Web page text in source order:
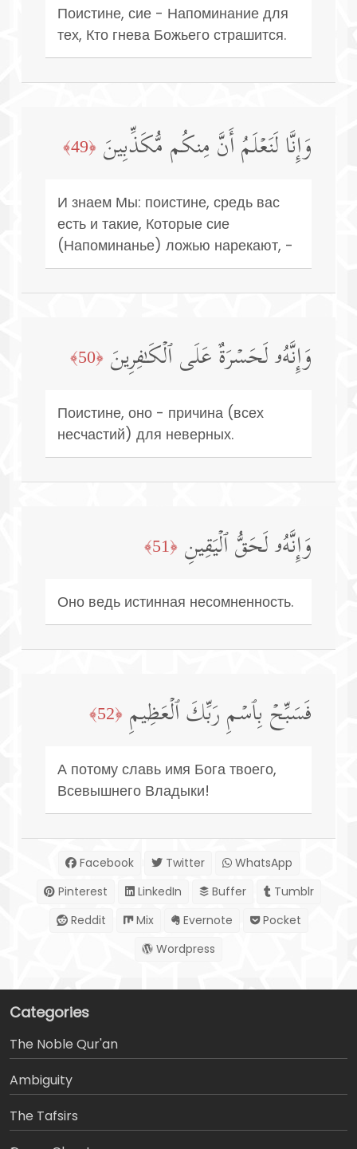
Поистине, сие - Напоминание для
тех, Кто гнева Божьего страшится.
وَإِنَّا لَنَعۡلَمُ أَنَّ مِنكُم مُّكَذِّبِینَ ﴿49﴾
И знаем Мы: поистине, средь вас
есть и такие, Которые сие
(Напоминанье) ложью нарекают, -
وَإِنَّهُۥ لَحَسۡرَةٌ عَلَى ٱلۡكَـٰفِرِینَ ﴿50﴾
Поистине, оно - причина (всех
несчастий) для неверных.
وَإِنَّهُۥ لَحَقُّ ٱلۡیَقِینِ ﴿51﴾
Оно ведь истинная несомненность.
فَسَبِّحۡ بِٱسۡمِ رَبِّكَ ٱلۡعَظِیمِ ﴿52﴾
А потому славь имя Бога твоего,
Всевышнего Владыки!
Facebook Twitter
WhatsApp
Pinterest
LinkedIn Buffer
Tumblr
Reddit
Mix Evernote
Pocket
Wordpress
Categories
The Noble Qur'an
Ambiguity
The Tafsirs